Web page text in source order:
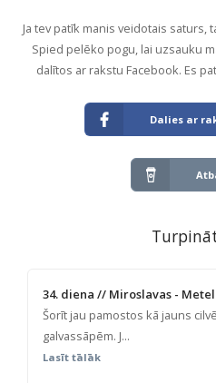
Ja tev patīk manis veidotais saturs,
Spied pelēko pogu, lai uzsauku
dalītos ar rakstu Facebook. Es
Dalies ar
34. diena // Miroslavas -
Šorīt jau pamostos kā jauns
galvassāpēm. J...
Lasīt tālāk